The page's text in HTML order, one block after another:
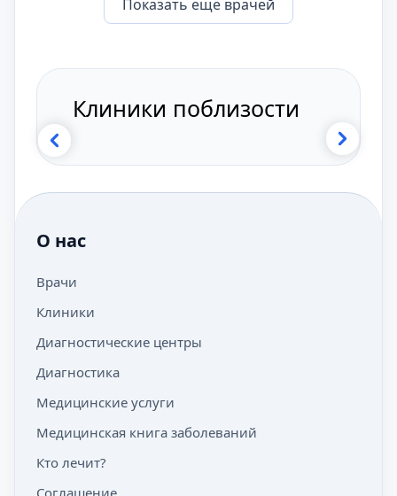
Показать eщё врачей
Клиники поблизости
О нас
Врачи
Клиники
Диагностические центры
Диагностика
Медицинские услуги
Медицинская книга заболеваний
Кто лечит?
Соглашение